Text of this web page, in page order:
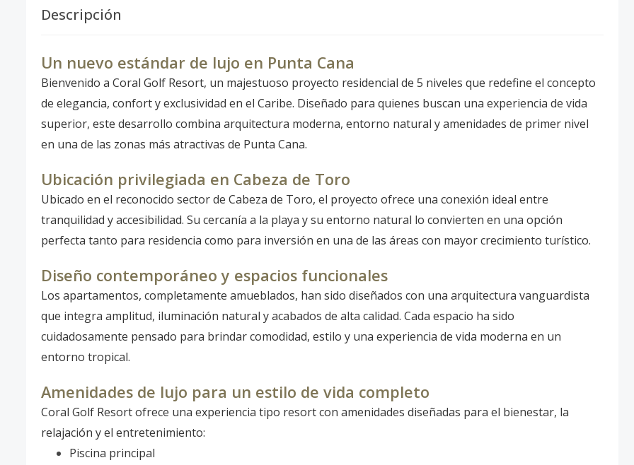
Descripción
Un nuevo estándar de lujo en Punta Cana
Bienvenido a Coral Golf Resort, un majestuoso proyecto residencial de 5 niveles que redefine el concepto
de elegancia, confort y exclusividad en el Caribe. Diseñado para quienes buscan una experiencia de vida
superior, este desarrollo combina arquitectura moderna, entorno natural y amenidades de primer nivel
en una de las zonas más atractivas de Punta Cana.
Ubicación privilegiada en Cabeza de Toro
Ubicado en el reconocido sector de Cabeza de Toro, el proyecto ofrece una conexión ideal entre
tranquilidad y accesibilidad. Su cercanía a la playa y su entorno natural lo convierten en una opción
perfecta tanto para residencia como para inversión en una de las áreas con mayor crecimiento turístico.
Diseño contemporáneo y espacios funcionales
Los apartamentos, completamente amueblados, han sido diseñados con una arquitectura vanguardista
que integra amplitud, iluminación natural y acabados de alta calidad. Cada espacio ha sido
cuidadosamente pensado para brindar comodidad, estilo y una experiencia de vida moderna en un
entorno tropical.
Amenidades de lujo para un estilo de vida completo
Coral Golf Resort ofrece una experiencia tipo resort con amenidades diseñadas para el bienestar, la
relajación y el entretenimiento:
Piscina principal